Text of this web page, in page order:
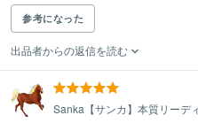
参考になった
出品者からの返信を読む
Sanka【サンカ】本質リーデ